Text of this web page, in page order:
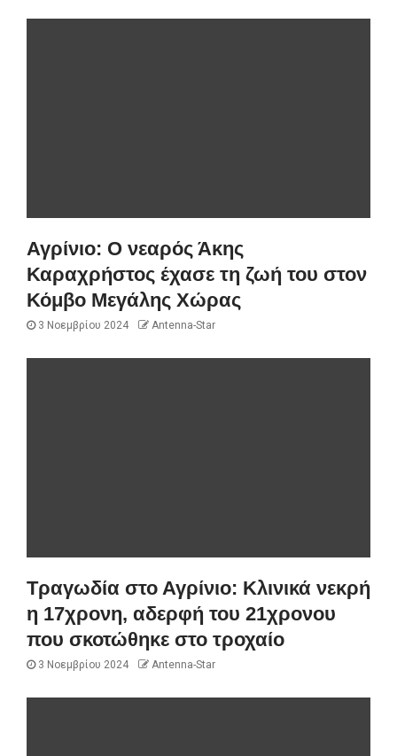
Αγρίνιο: Ο νεαρός Άκης
Καραχρήστος έχασε τη ζωή του στον
Κόμβο Μεγάλης Χώρας
3 Νοεμβρίου 2024 Antenna-Star
Τραγωδία στο Αγρίνιο: Κλινικά νεκρή
η 17χρονη, αδερφή του 21χρονου
που σκοτώθηκε στο τροχαίο
3 Νοεμβρίου 2024 Antenna-Star